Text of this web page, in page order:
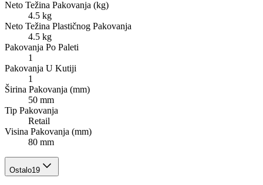
Neto Težina Pakovanja (kg)
4.5 kg
Neto Težina Plastičnog Pakovanja
4.5 kg
Pakovanja Po Paleti
1
Pakovanja U Kutiji
1
Širina Pakovanja (mm)
50 mm
Tip Pakovanja
Retail
Visina Pakovanja (mm)
80 mm
Ostalo19